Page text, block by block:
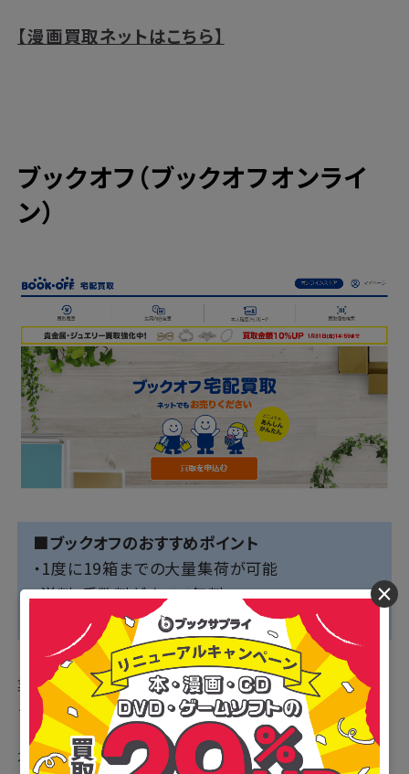
【漫画買取ネットはこちら】
ブックオフ（ブックオフオンライ
ン）
■ブックオフのおすすめポイント
・1度に19箱までの大量集荷が可能
・送料・手数料がすべて無料
・ネット店舗のため自宅から出ずに利用できる
業界最大手のブックオフが展開するネット店舗が「ブッ
クオフオンライン」です。
本の買取の際に必要となるダンボールは、1枚200円
×